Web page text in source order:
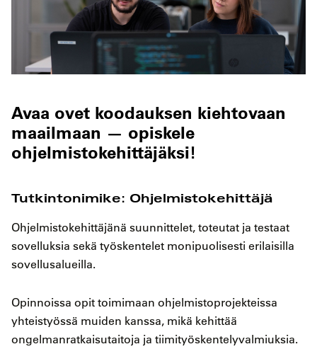
Avaa ovet koodauksen kiehtovaan
maailmaan — opiskele
ohjelmistokehittäjäksi!
Tutkintonimike: Ohjelmistokehittäjä
Ohjelmistokehittäjänä suunnittelet, toteutat ja testaat
sovelluksia sekä työskentelet monipuolisesti erilaisilla
sovellusalueilla.
Opinnoissa opit toimimaan ohjelmistoprojekteissa
yhteistyössä muiden kanssa, mikä kehittää
ongelmanratkaisutaitoja ja tiimityöskentelyvalmiuksia.